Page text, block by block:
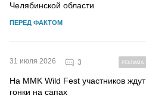
Челябинской области
ПЕРЕД ФАКТОМ
31 июля 2026 3 РЕКЛАМА
На MMK Wild Fest участников ждут
гонки на сапах